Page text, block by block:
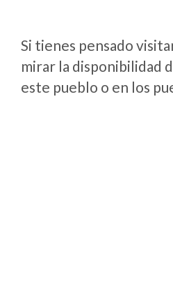
Si tienes pensado
mirar la disponibilidad
este pueblo o en los